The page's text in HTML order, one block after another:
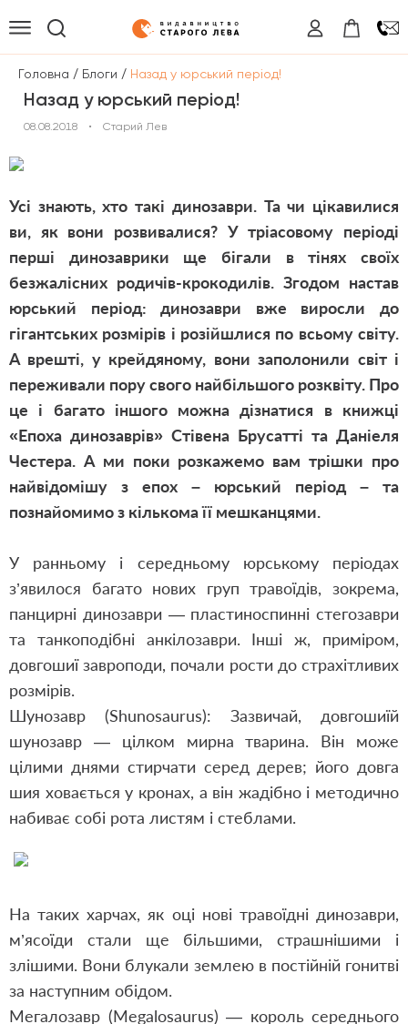
Головна / Блоги / Назад у юрський період!
Назад у юрський період!
08.08.2018 • Старий Лев
Усі знають, хто такі динозаври. Та чи цікавилися
ви, як вони розвивалися? У тріасовому періоді
перші динозаврики ще бігали в тінях своїх
безжалісних родичів-крокодилів. Згодом настав
юрський період: динозаври вже виросли до
гігантських розмірів і розійшлися по всьому світу.
А врешті, у крейдяному, вони заполонили світ і
переживали пору свого найбільшого розквіту. Про
це і багато іншого можна дізнатися в книжці
«Епоха динозаврів» Стівена Брусатті та Даніеля
Честера. А ми поки розкажемо вам трішки про
найвідомішу з епох – юрський період – та
познайомимо з кількома її мешканцями.
У ранньому і середньому юрському періодах
з’явилося багато нових груп травоїдів, зокрема,
панцирні динозаври — пластиноспинні стегозаври
та танкоподібні анкілозаври. Інші ж, приміром,
довгошиї завроподи, почали рости до страхітливих
розмірів.
Шунозавр (Shunosaurus): Зазвичай, довгошиїй
шунозавр — цілком мирна тварина. Він може
цілими днями стирчати серед дерев; його довга
шия ховається у кронах, а він жадібно і методично
набиває собі рота листям і стеблами.
На таких харчах, як оці нові травоїдні динозаври,
м’ясоїди стали ще більшими, страшнішими і
злішими. Вони блукали землею в постійній гонитві
за наступним обідом.
Мегалозавр (Megalosaurus) — король середнього